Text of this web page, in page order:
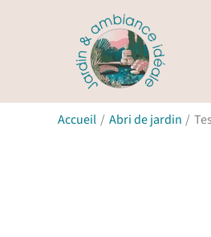
Accueil Abri de jardin